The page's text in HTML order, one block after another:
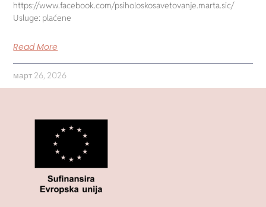
https://www.facebook.com/psiholoskosavetovanje.marta.sic/
Usluge: plaćene
Read More
март 26, 2026